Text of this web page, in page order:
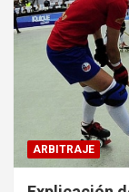
ARBITRAJE